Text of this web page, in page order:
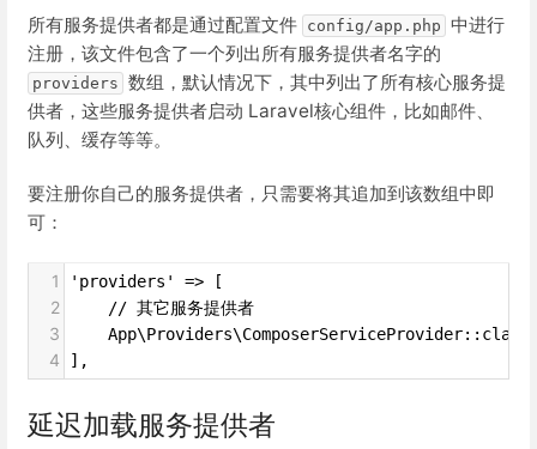
所有服务提供者都是通过配置文件 config/app.php 中进行
注册，该文件包含了一个列出所有服务提供者名字的
providers 数组，默认情况下，其中列出了所有核心服务提
供者，这些服务提供者启动 Laravel核心组件，比如邮件、
队列、缓存等等。
要注册你自己的服务提供者，只需要将其追加到该数组中即
可：
1 'providers' => [
2
    // 其它服务提供者
3
4 ],
延迟加载服务提供者